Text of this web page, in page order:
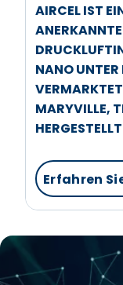
AIRCEL IST
NANO
MARYVILLE,
Erfahren